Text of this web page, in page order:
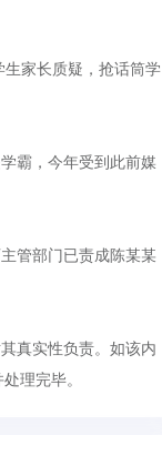
生家长质疑，抢话筒学
霸，今年受到此前媒
管部门已责成陈某某
真实性负责。如该内
理完毕。